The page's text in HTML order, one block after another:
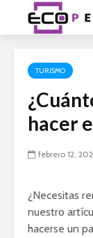
TURISMO
hacer
febrero 12,
¿Necesitas
nuestro
hacerse un